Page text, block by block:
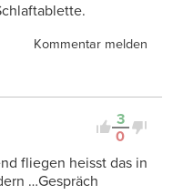
Kommentar melden
3
0
fliegen heisst das in
…Gespräch